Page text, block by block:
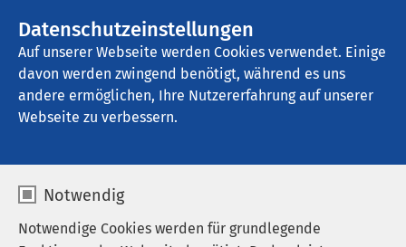
Datenschutzeinstellungen
Auf unserer Webseite werden Cookies verwendet. Einige
davon werden zwingend benötigt, während es uns
andere ermöglichen, Ihre Nutzererfahrung auf unserer
Webseite zu verbessern.
Notwendig
Notwendige Cookies werden für grundlegende
AMEOS Klinikum Seepark Geestland